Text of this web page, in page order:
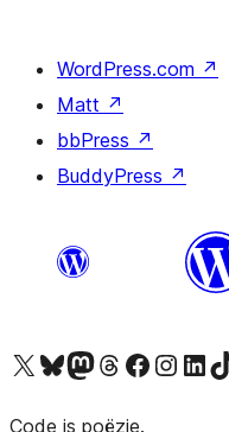
WordPress.com ↗
Matt ↗
bbPress ↗
BuddyPress ↗
Bezoek ons X (voorheen Twitter) account
Bezoek ons Bluesky account
Bezoek ons Mastodon account
Bezoek ons Threads account
Onze Facebook pagina
Bezoek onsBezoek
Code is poëzie.